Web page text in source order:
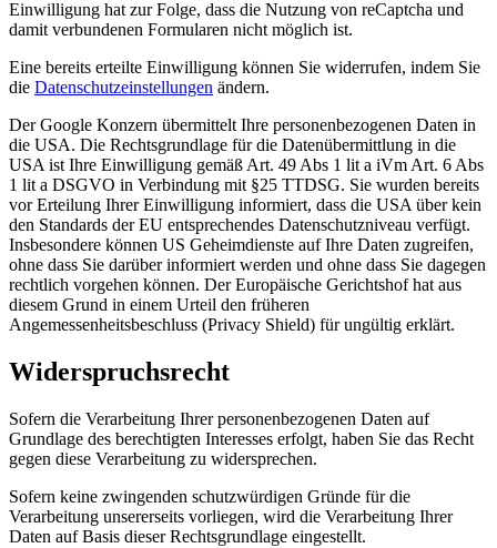
Einwilligung hat zur Folge, dass die Nutzung von reCaptcha und
damit verbundenen Formularen nicht möglich ist.
Eine bereits erteilte Einwilligung können Sie widerrufen, indem Sie
die Datenschutzeinstellungen ändern.
Der Google Konzern übermittelt Ihre personenbezogenen Daten in
die USA. Die Rechtsgrundlage für die Datenübermittlung in die
USA ist Ihre Einwilligung gemäß Art. 49 Abs 1 lit a iVm Art. 6 Abs
1 lit a DSGVO in Verbindung mit §25 TTDSG. Sie wurden bereits
vor Erteilung Ihrer Einwilligung informiert, dass die USA über kein
den Standards der EU entsprechendes Datenschutzniveau verfügt.
Insbesondere können US Geheimdienste auf Ihre Daten zugreifen,
ohne dass Sie darüber informiert werden und ohne dass Sie dagegen
rechtlich vorgehen können. Der Europäische Gerichtshof hat aus
diesem Grund in einem Urteil den früheren
Angemessenheitsbeschluss (Privacy Shield) für ungültig erklärt.
Widerspruchsrecht
Sofern die Verarbeitung Ihrer personenbezogenen Daten auf
Grundlage des berechtigten Interesses erfolgt, haben Sie das Recht
gegen diese Verarbeitung zu widersprechen.
Sofern keine zwingenden schutzwürdigen Gründe für die
Verarbeitung unsererseits vorliegen, wird die Verarbeitung Ihrer
Daten auf Basis dieser Rechtsgrundlage eingestellt.